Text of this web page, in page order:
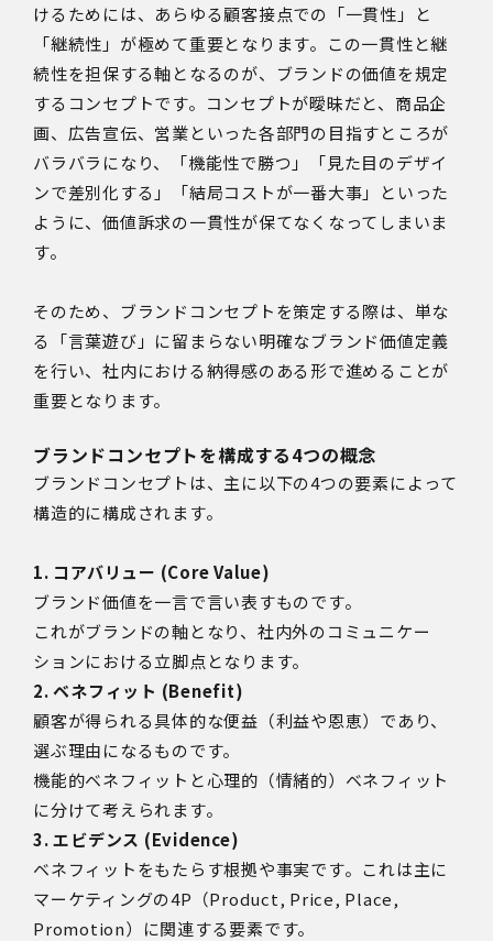
けるためには、あらゆる顧客接点での「一貫性」と
「継続性」が極めて重要となります。この一貫性と継
続性を担保する軸となるのが、ブランドの価値を規定
するコンセプトです。コンセプトが曖昧だと、商品企
画、広告宣伝、営業といった各部門の目指すところが
バラバラになり、「機能性で勝つ」「見た目のデザイ
ンで差別化する」「結局コストが一番大事」といった
ように、価値訴求の一貫性が保てなくなってしまいま
す。
そのため、ブランドコンセプトを策定する際は、単な
る「言葉遊び」に留まらない明確なブランド価値定義
を行い、社内における納得感のある形で進めることが
重要となります。
ブランドコンセプトを構成する4つの概念
ブランドコンセプトは、主に以下の4つの要素によって
構造的に構成されます。
1. コアバリュー (Core Value)
ブランド価値を一言で言い表すものです。
これがブランドの軸となり、社内外のコミュニケー
ションにおける立脚点となります。
2. ベネフィット (Benefit)
顧客が得られる具体的な便益（利益や恩恵）であり、
選ぶ理由になるものです。
機能的ベネフィットと心理的（情緒的）ベネフィット
に分けて考えられます。
3. エビデンス (Evidence)
ベネフィットをもたらす根拠や事実です。これは主に
マーケティングの4P（Product, Price, Place,
Promotion）に関連する要素です。